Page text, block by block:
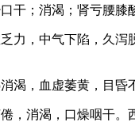
干；消渴；肾亏腰
，中气下陷，久
渴，血虚萎黄，目昏
，消渴，口燥咽干